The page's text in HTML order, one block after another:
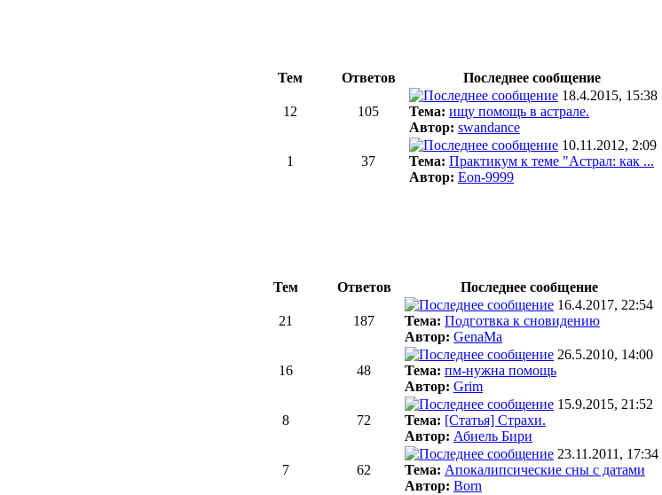
Тем Ответов Последнее сообщение
12 105
18.4.2015, 15:38
Тема: ищу помощь в астрале.
Автор: swandance
1 37
10.11.2012, 2:09
Тема: Практикум к теме "Астрал: как ...
Автор: Eon-9999
Тем Ответов Последнее сообщение
21 187
16.4.2017, 22:54
Тема: Подготвка к сновидению
Автор: GenaMa
16 48
26.5.2010, 14:00
Тема: пм-нужна помощь
Автор: Grim
8 72
15.9.2015, 21:52
Тема: [Статья] Страхи.
Автор: Абиель Бири
7 62
23.11.2011, 17:34
Тема: Апокалипсические сны с датами
Автор: Born